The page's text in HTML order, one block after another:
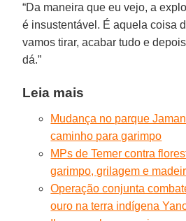
“Da maneira que eu vejo, a
é insustentável. É aquela coisa
vamos tirar, acabar tudo e
dá.”
Leia mais
Mudança no parque
caminho para garimpo
MPs de Temer contra
garimpo, grilagem e
Operação conjunta
ouro na terra indígena